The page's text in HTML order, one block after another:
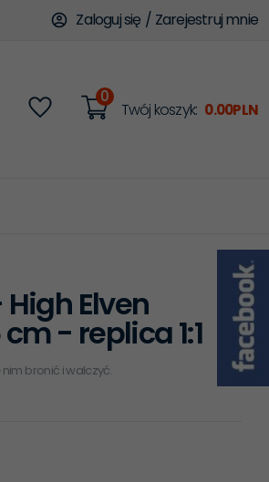
Zaloguj się / Zarejestruj mnie
0
Twój koszyk: 0.00PLN
Elven
- replica 1:1
bronić i walczyć.